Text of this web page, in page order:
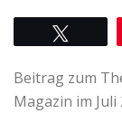
Beitrag zum
Magazin im Juli